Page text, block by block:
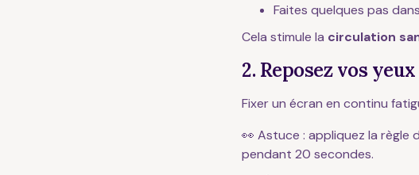
Faites quelques pas
Cela stimule la circulation
2. Reposez vos
Fixer un écran en continu
👀 Astuce : appliquez la règle
pendant 20 secondes.